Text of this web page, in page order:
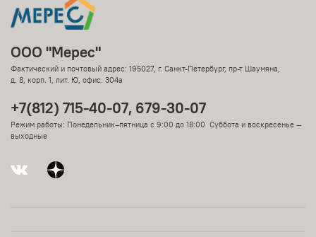
ООО "Мерес"
Фактический и почтовый адрес: 195027, г. Санкт-Петербург, пр-т Шаумяна,
д. 8, корп. 1, лит. Ю, офис. 304а
+7(812) 715-40-07, 679-30-07
Режим работы: Понедельник–пятница с 9:00 до 18:00 Суббота и воскресенье —
выходные